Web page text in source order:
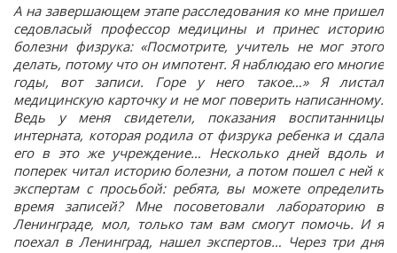
А на завершающем этапе расследования ко мне пришел
седовласый профессор медицины и принес историю
болезни физрука: «Посмотрите, учитель не мог этого
делать, потому что он импотент. Я наблюдаю его многие
годы, вот записи. Горе у него такое…» Я листал
медицинскую карточку и не мог поверить написанному.
Ведь у меня свидетели, показания воспитанницы
интерната, которая родила от физрука ребенка и сдала
его в это же учреждение… Несколько дней вдоль и
поперек читал историю болезни, а потом пошел с ней к
экспертам с просьбой: ребята, вы можете определить
время записей? Мне посоветовали лабораторию в
Ленинграде, мол, только там вам смогут помочь. И я
поехал в Ленинград, нашел экспертов… Через три дня